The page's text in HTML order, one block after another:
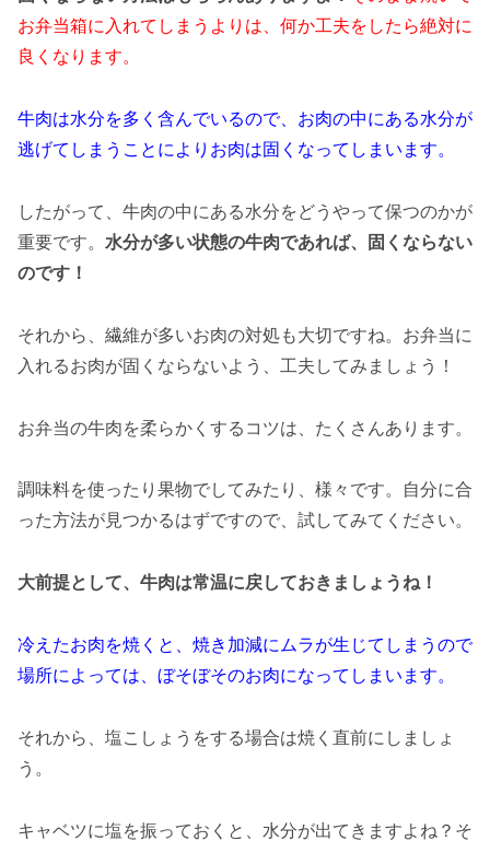
お弁当箱に入れてしまうよりは、何か工夫をしたら絶対に
良くなります。
牛肉は水分を多く含んでいるので、お肉の中にある水分が
逃げてしまうことによりお肉は固くなってしまいます。
したがって、牛肉の中にある水分をどうやって保つのかが
重要です。 水分が多い状態の牛肉であれば、固くならない
のです！
それから、繊維が多いお肉の対処も大切ですね。お弁当に
入れるお肉が固くならないよう、工夫してみましょう！
お弁当の牛肉を柔らかくするコツは、たくさんあります。
調味料を使ったり果物でしてみたり、様々です。自分に合
った方法が見つかるはずですので、試してみてください。
大前提として、牛肉は常温に戻しておきましょうね！
冷えたお肉を焼くと、焼き加減にムラが生じてしまうので
場所によっては、ぼそぼそのお肉になってしまいます。
それから、塩こしょうをする場合は焼く直前にしましょ
う。
キャベツに塩を振っておくと、水分が出てきますよね？そ